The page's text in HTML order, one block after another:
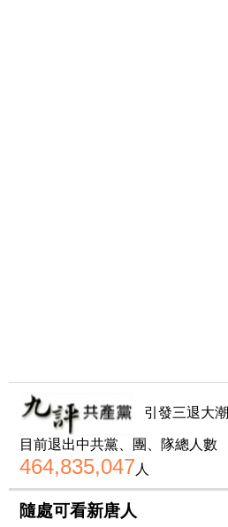
引發三退大潮
目前退出中共黨、團、隊總人數
464,835,047人
隨處可看新唐人